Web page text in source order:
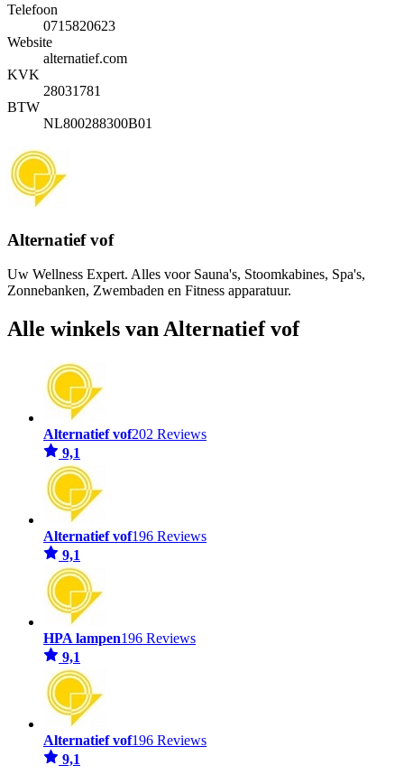
Telefoon
0715820623
Website
alternatief.com
KVK
28031781
BTW
NL800288300B01
Alternatief vof
Uw Wellness Expert. Alles voor Sauna's, Stoomkabines, Spa's,
Zonnebanken, Zwembaden en Fitness apparatuur.
Alle winkels van Alternatief vof
Alternatief vof202 Reviews
9,1
Alternatief vof196 Reviews
9,1
HPA lampen196 Reviews
9,1
Alternatief vof196 Reviews
9,1